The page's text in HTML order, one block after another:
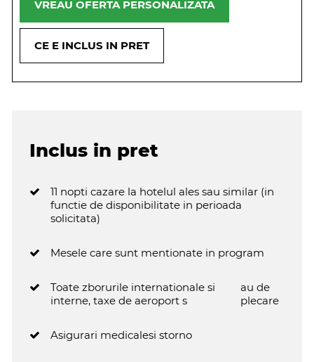
VREAU OFERTA PERSONALIZATA
CE E INCLUS IN PRET
Inclus in pret
11 nopti cazare la hotelul ales sau similar (in
functie de disponibilitate in perioada
solicitata)
Mesele care sunt mentionate in program
Toate zborurile internationale si
interne, taxe de aeroport s
au de
plecare
Asigurari medicalesi storno